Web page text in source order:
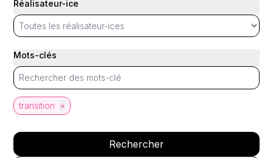
Réalisateur-ice
Mots-clés
transition ×
Rechercher